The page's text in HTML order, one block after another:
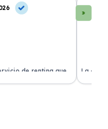
de renting que
sin complicaciones!
La
en